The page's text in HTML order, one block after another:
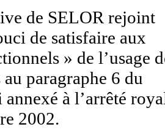
de SELOR rejoint
de satisfaire aux
» de l’usage
paragraphe 6 du
à l’arrêté
2002.